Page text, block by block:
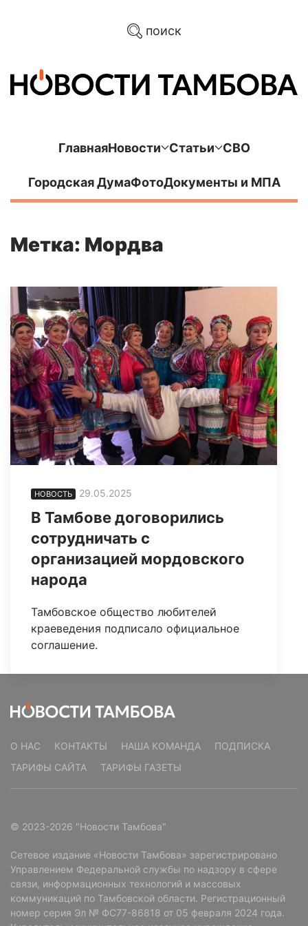
поиск
ГлавнаяНовости Статьи СВО
Городская ДумаФотоДокументы и МПА
Метка: Мордва
НОВОСТЬ 29.05.2025
В Тамбове договорились
сотрудничать с
организацией мордовского
народа
Тамбовское общество любителей
краеведения подписало официальное
соглашение.
О НАС КОНТАКТЫ НАША КОМАНДА
ПОДПИСКА
ТАРИФЫ САЙТА
ТАРИФЫ ГАЗЕТЫ
© 2023-2026 "Новости Тамбова"
Сетевое издание «Новости Тамбова» зарегистрировано
Управлением Федеральной службы по надзору в сфере
связи, информационных технологий и массовых
коммуникаций по Тамбовской области. Регистрационный
номер серия Эл № ФС77-86818 от 05 февраля 2024 года.